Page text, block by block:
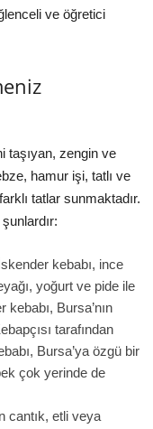
ve öğretici
taşıyan, zengin ve
hamur işi, tatlı ve
tatlar sunmaktadır.
kebabı, ince
yoğurt ve pide ile
Bursa’nın
tarafından
Bursa’ya özgü bir
çok yerinde de
cantık, etli veya